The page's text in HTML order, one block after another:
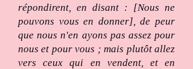
répondirent, en disant : [Nous ne
pouvons vous en donner], de peur
que nous n'en ayons pas assez pour
nous et pour vous ; mais plutôt allez
vers ceux qui en vendent, et en